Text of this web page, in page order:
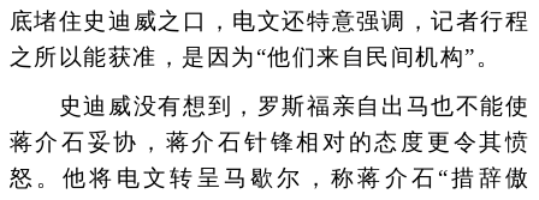
底堵住史迪威之口，电文还特意强调，记者行程
之所以能获准，是因为“他们来自民间机构”。
史迪威没有想到，罗斯福亲自出马也不能使
蒋介石妥协，蒋介石针锋相对的态度更令其愤
怒。他将电文转呈马歇尔，称蒋介石“措辞傲